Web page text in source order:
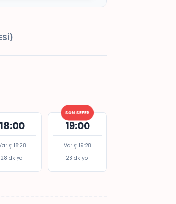
18:00
18:28
28 dk yol
SON SEFER
19:00
Varış: 19:28
28 dk yol